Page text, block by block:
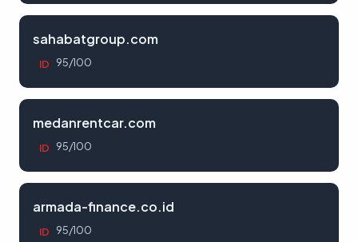
sahabatgroup.com
ID 95/100
medanrentcar.com
ID 95/100
armada-finance.co.id
ID 95/100